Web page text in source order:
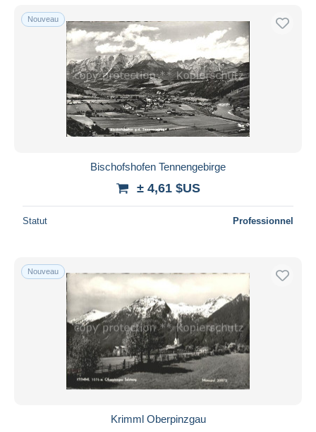
Nouveau
Bischofshofen Tennengebirge
± 4,61 $US
Statut Professionnel
Nouveau
Krimml Oberpinzgau